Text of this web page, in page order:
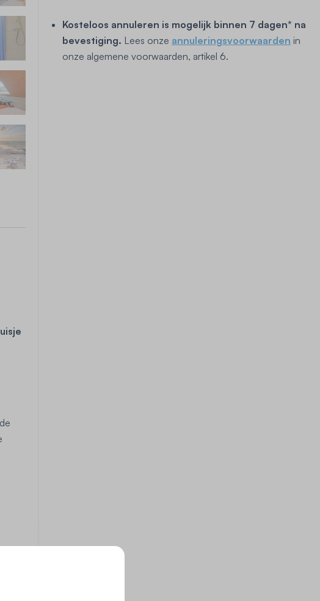
Kosteloos annuleren is mogelijk binnen 7 dagen* na
bevestiging. Lees onze annuleringsvoorwaarden in
onze algemene voorwaarden, artikel 6.